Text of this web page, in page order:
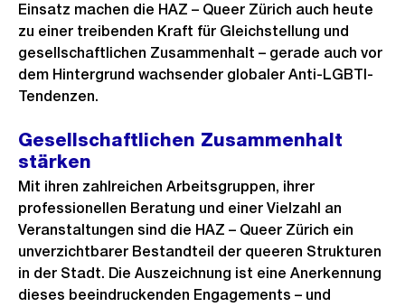
Einsatz machen die HAZ – Queer Zürich auch heute
zu einer treibenden Kraft für Gleichstellung und
gesellschaftlichen Zusammenhalt – gerade auch vor
dem Hintergrund wachsender globaler Anti-LGBTI-
Tendenzen.
Gesellschaftlichen Zusammenhalt
stärken
Mit ihren zahlreichen Arbeitsgruppen, ihrer
professionellen Beratung und einer Vielzahl an
Veranstaltungen sind die HAZ – Queer Zürich ein
unverzichtbarer Bestandteil der queeren Strukturen
in der Stadt. Die Auszeichnung ist eine Anerkennung
dieses beeindruckenden Engagements – und